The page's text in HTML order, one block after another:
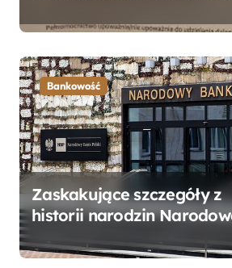
Przewodnik
Bankowość
Zaskakujące szczegóły z
historii narodzin
mogłeś nie wiedzieć